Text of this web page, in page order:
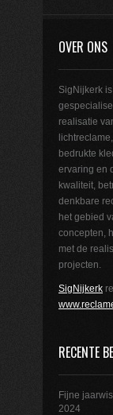
OVER ONS
SigNijkerk
realisatie
bedrukte
ervaring en
kwaliteit,
denkbare
het gebied
concepten,
met de
projecten.
SigNijkerk
RECENTE
Fijne
2024